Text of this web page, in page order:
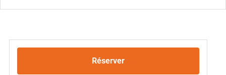
Réserver